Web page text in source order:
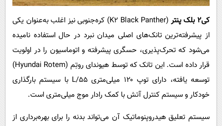
کی۲ بلک پنتر
(K2 Black Panther) کره‌جنوبی نیز اغلب به‌عنوان یکی
از پیشرفته‌ترین تانک‌های اصلی میدان نبرد در حال استفاده نامیده
می‌شود که تحرک‌پذیری، حسگری پیشرفته و اتوماسیون را در اولویت
قرار داده است. این تانک که توسط هیوندای روتِم (Hyundai Rotem)
توسعه یافته، دارای توپ ۱۲۰ میلی‌متری L/55 با سیستم بارگذاری
خودکار و سیستم کنترل آتش با کمک رادار موج میلی‌متری است.
سیستم تعلیق هیدروپنوماتیک آن می‌تواند بدنه را برای بهره‌برداری از